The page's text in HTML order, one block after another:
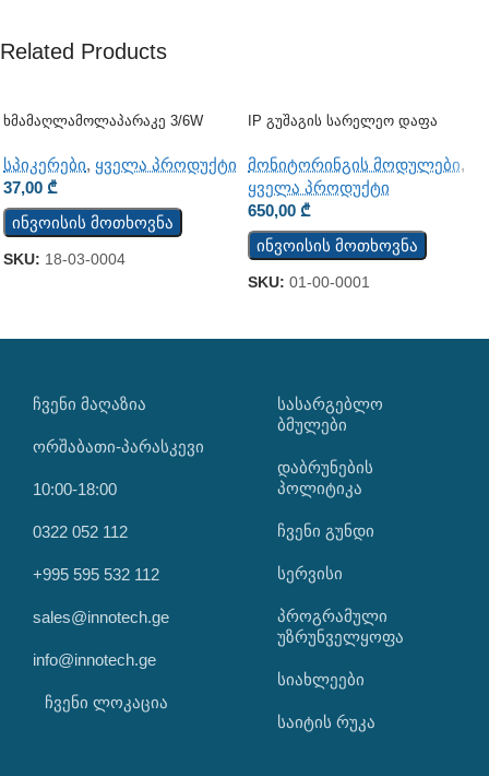
Related Products
Ხმამაღლამოლაპარაკე 3/6W
სპიკერები, ყველა პროდუქტი
37,00 ₾
ინვოისის მოთხოვნა
SKU: 18-03-0004
IP Გუშაგის Სარელეო Დაფა
მონიტორინგის მოდულები,
ყველა პროდუქტი
650,00 ₾
ინვოისის მოთხოვნა
SKU: 01-00-0001
ᲩᲕᲔᲜᲘ ᲛᲐᲦᲐᲖᲘᲐ
ორშაბათი-პარასკევი
10:00-18:00
0322 052 112
+995 595 532 112
sales@innotech.ge
info@innotech.ge
ჩვენი ლოკაცია
ᲡᲐᲡᲐᲠᲒᲔᲑᲚᲝ
ᲑᲛᲣᲚᲔᲑᲘ
დაბრუნების
პოლიტიკა
ჩვენი გუნდი
სერვისი
პროგრამული
უზრუნველყოფა
სიახლეები
საიტის რუკა